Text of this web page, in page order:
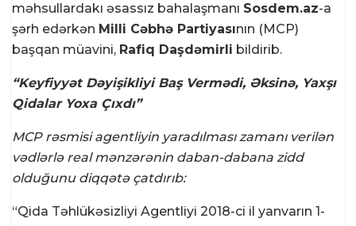
məhsullardakı əsassız bahalaşmanı Sosdem.az-a
şərh edərkən Milli Cəbhə Partiyasının (MCP)
başqan müavini, Rafiq Daşdəmirli bildirib.
“Keyfiyyət Dəyişikliyi Baş Vermədi, Əksinə, Yaxşı
Qidalar Yoxa Çıxdı”
MCP rəsmisi agentliyin yaradılması zamanı verilən
vədlərlə real mənzərənin daban-dabana zidd
olduğunu diqqətə çatdırıb:
“Qida Təhlükəsizliyi Agentliyi 2018-ci il yanvarın 1-